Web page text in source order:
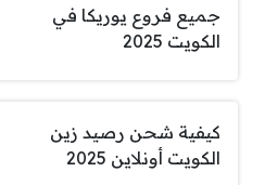
جميع فروع يوريكا في
الكويت 2025
كيفية شحن رصيد زين
الكويت أونلاين 2025